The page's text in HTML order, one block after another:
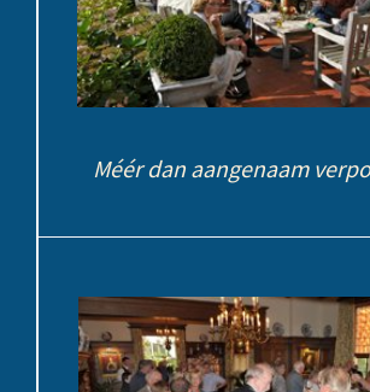
Méér dan aangenaam